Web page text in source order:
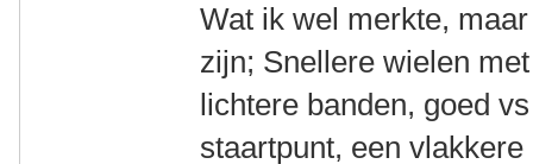
Wat ik wel merkte,
zijn; Snellere wielen
lichtere banden, goed
staartpunt, een